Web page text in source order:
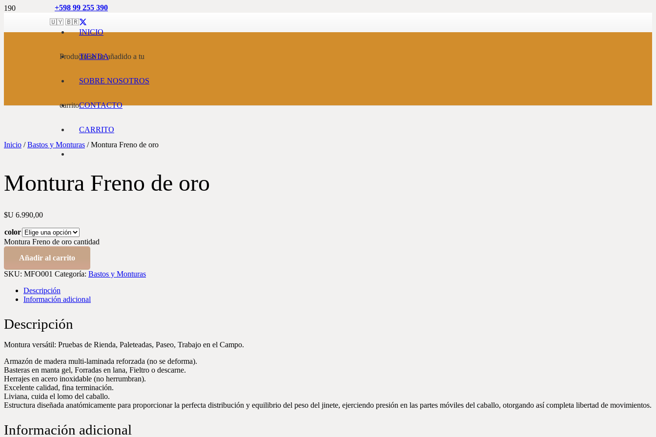
🇺🇾 🇧🇷
+598 99 255 390
Productose ha añadido a tu
carrito.
INICIO
TIENDA
SOBRE NOSOTROS
CONTACTO
CARRITO
Inicio /Bastos y Monturas / Montura Freno de oro
Montura Freno de oro
$U 6.990,00
color
Montura Freno de oro cantidad
Añadir al carrito
SKU: MFO001 Categoría: Bastos y Monturas
Descripción
Información adicional
Descripción
Montura versátil: Pruebas de Rienda, Paleteadas, Paseo, Trabajo en el Campo.
Armazón de madera multi-laminada reforzada (no se deforma).
Basteras en manta gel, Forradas en lana, Fieltro o descarne.
Herrajes en acero inoxidable (no herrumbran).
Excelente calidad, fina terminación.
Liviana, cuida el lomo del caballo.
Estructura diseñada anatómicamente para proporcionar la perfecta distribución y equilibrio del peso del jinete, ejerciendo presión en las partes móviles del caballo, otorgando así completa libertad de movimientos.
Información adicional